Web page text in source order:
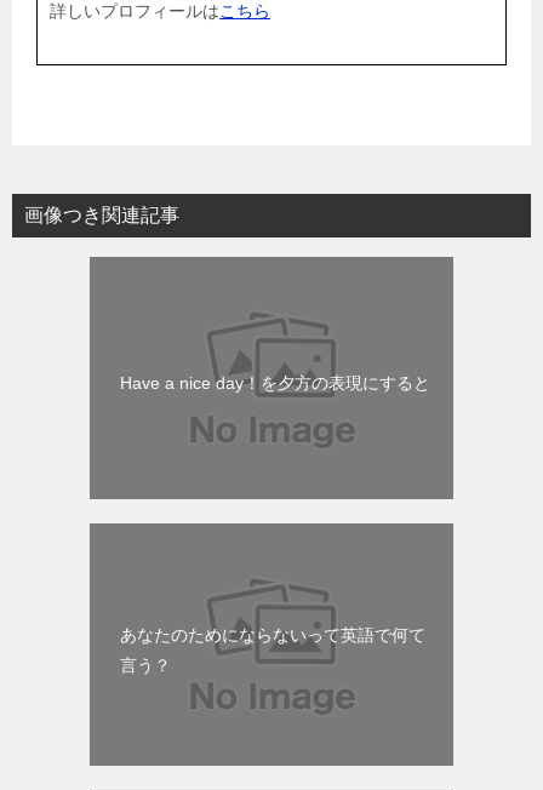
詳しいプロフィールはこちら
画像つき関連記事
Have a nice day！を夕方の表現にすると
あなたのためにならないって英語で何て
言う？